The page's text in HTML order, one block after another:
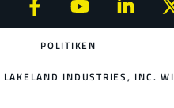
POLITIKEN
LAKELAND INDUSTRIES, INC.